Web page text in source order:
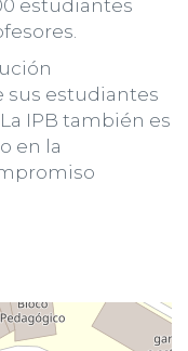
estudiantes
sus estudiantes
IPB también es
en la